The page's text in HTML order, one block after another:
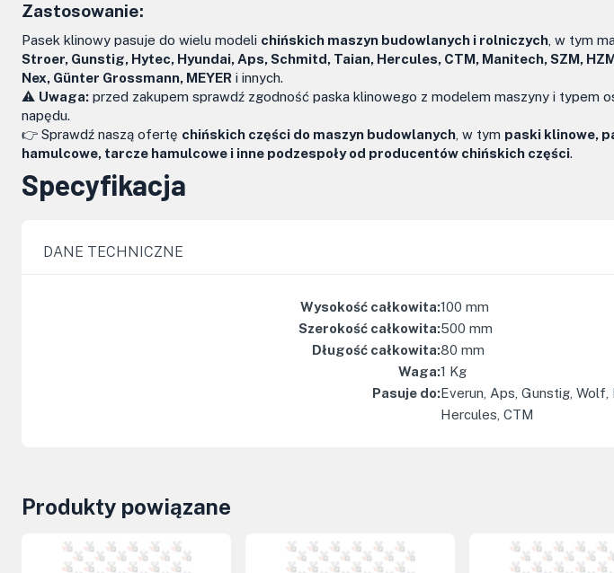
Zastosowanie:
Pasek klinowy pasuje do wielu modeli chińskich maszyn budowlanych i rolniczych , w tym
Stroer, Gunstig, Hytec, Hyundai, Aps, Schmitd, Taian, Hercules, CTM, Manitech, SZM,
Nex, Günter Grossmann, MEYER i innych.
⚠️ Uwaga: przed zakupem sprawdź zgodność paska klinowego z modelem maszyny i typem
napędu.
👉 Sprawdź naszą ofertę chińskich części do maszyn budowlanych , w tym paski klinowe,
hamulcowe, tarcze hamulcowe i inne podzespoły od producentów chińskich części.
Specyfikacja
DANE TECHNICZNE
Wysokość całkowita:100 mm
Szerokość całkowita:500 mm
Długość całkowita:80 mm
Waga:1 Kg
Pasuje do:Everun, Aps, Gunstig, Wolf,
Hercules, CTM
Produkty powiązane